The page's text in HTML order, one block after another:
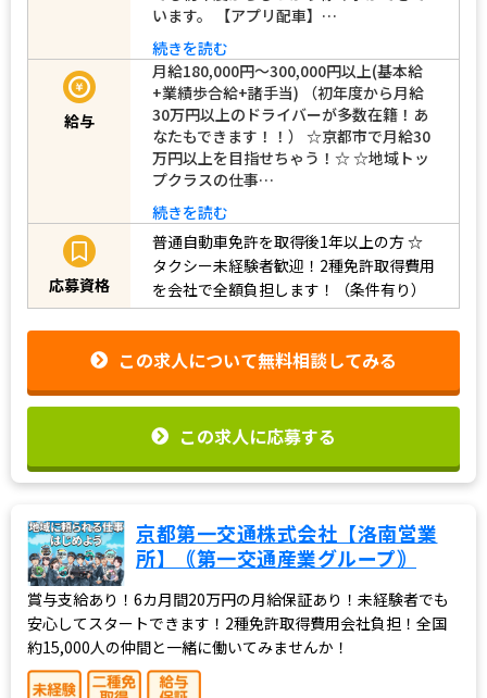
います。 【アプリ配車】…
続きを読む
給与
月給180,000円～300,000円以上(基本給
+業績歩合給+諸手当) （初年度から月給
30万円以上のドライバーが多数在籍！あ
なたもできます！！） ☆京都市で月給30
万円以上を目指せちゃう！☆ ☆地域トッ
プクラスの仕事…
続きを読む
応募資格
普通自動車免許を取得後1年以上の方☆
タクシー未経験者歓迎！2種免許取得費用
を会社で全額負担します！（条件有り）
この求人について無料相談してみる
この求人に応募する
京都第一交通株式会社【洛南営業
所】｟第一交通産業グループ｠
賞与支給あり！6カ月間20万円の月給保証あり！未経験者でも
安心してスタートできます！2種免許取得費用会社負担！全国
約15,000人の仲間と一緒に働いてみませんか！